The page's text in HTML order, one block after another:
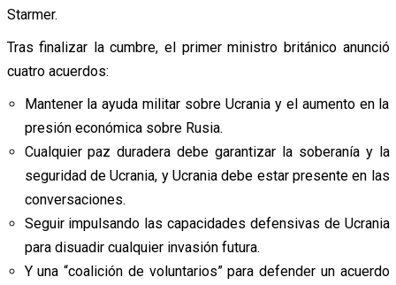
Starmer.
Tras finalizar la cumbre, el primer ministro británico anunció
cuatro acuerdos:
Mantener la ayuda militar sobre Ucrania y el aumento en la
presión económica sobre Rusia.
Cualquier paz duradera debe garantizar la soberanía y la
seguridad de Ucrania, y Ucrania debe estar presente en las
conversaciones.
Seguir impulsando las capacidades defensivas de Ucrania
para disuadir cualquier invasión futura.
Y una “coalición de voluntarios” para defender un acuerdo